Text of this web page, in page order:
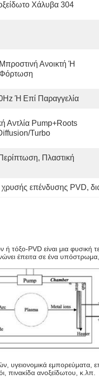
Χάλυβα 304
Ανοικτή Ή
Ή Επί Παραγγελία
Αντλία Pump+Roots
Turbo
Πλαστική
επένδυσης PVD,
PVD είναι μια φυσική
έπειτα σε ένα υπόστρωμα,
εμπορεύματα,
πινακίδα ανοξείδωτου, κ.λπ.